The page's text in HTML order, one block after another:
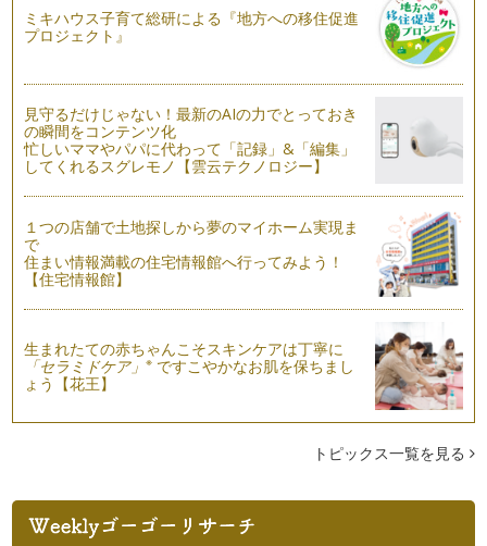
お子様に英語を習得して欲しいと願っている保護者の皆様、み
なさんが習得して欲しいと願っている『…
の絵本に興味のある方は多いのではない…
英語教室の教科書：いる？いらない？
英語教室選びのポイントを以前紹介しましたが、そこで講師
（教室）の『レッスンスタイル』に注目す…
言語と文化：本当の異文化理解
海外の人と関係を築いていくために英語はとっておきのツール
ですが、その英語を使いこなすためには…
子どもに習い事をさせる際、多くの教室の中からお子さんにと
って、ご両親にとってベストな教室を選…
テクノロジーの進歩とともに、英語学習の形もどんどん変わっ
てきています。今ではどこに住んでいて…
ミキハウス子育て総研による『地方への移住促進
プロジェクト』
見守るだけじゃない！最新のAIの力でとっておき
の瞬間をコンテンツ化
忙しいママやパパに代わって「記録」&「編集」
してくれるスグレモノ【雲云テクノロジー】
１つの店舗で土地探しから夢のマイホーム実現ま
で
住まい情報満載の住宅情報館へ行ってみよう！
【住宅情報館】
生まれたての赤ちゃんこそスキンケアは丁寧に
「セラミドケア」※ ですこやかなお肌を保ちまし
ょう【花王】
トピックス一覧を見る